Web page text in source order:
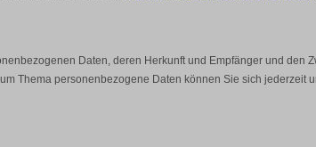
Daten, deren Herkunft und Empfänger und den
Thema personenbezogene Daten können Sie sich jederzeit